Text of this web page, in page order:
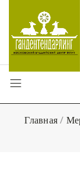
Главная/